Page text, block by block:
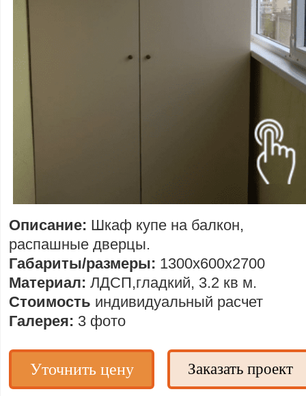
Уточнить цену Заказать проект
Описание: Шкаф купе на балкон,
распашные дверцы.
Габариты/размеры: 1300х600х2700
Материал: ЛДСП,гладкий, 3.2 кв м.
Стоимость индивидуальный расчет
Галерея: 3 фото